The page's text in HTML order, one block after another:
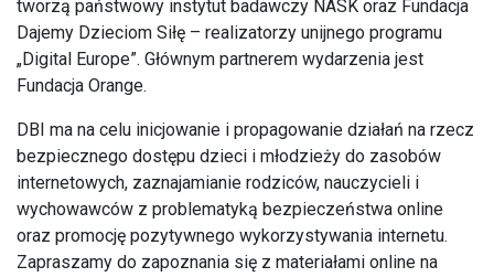
tworzą państwowy instytut badawczy NASK oraz Fundacja
Dajemy Dzieciom Siłę – realizatorzy unijnego programu
„Digital Europe”. Głównym partnerem wydarzenia jest
Fundacja Orange.
DBI ma na celu inicjowanie i propagowanie działań na rzecz
bezpiecznego dostępu dzieci i młodzieży do zasobów
internetowych, zaznajamianie rodziców, nauczycieli i
wychowawców z problematyką bezpieczeństwa online
oraz promocję pozytywnego wykorzystywania internetu.
Zapraszamy do zapoznania się z materiałami online na